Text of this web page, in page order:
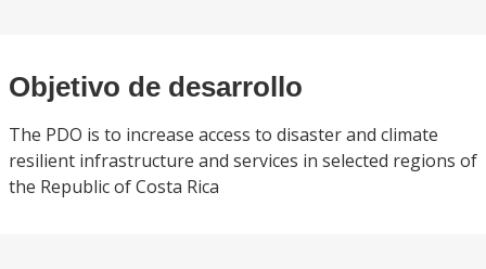
Objetivo de desarrollo
The PDO is to increase access to disaster and climate
resilient infrastructure and services in selected regions of
the Republic of Costa Rica